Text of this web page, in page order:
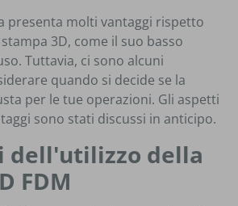
presenta molti vantaggi rispetto
3D, come il suo basso
Tuttavia, ci sono alcuni
quando si decide se la
per le tue operazioni. Gli aspetti
sono stati discussi in anticipo.
dell'utilizzo della
FDM